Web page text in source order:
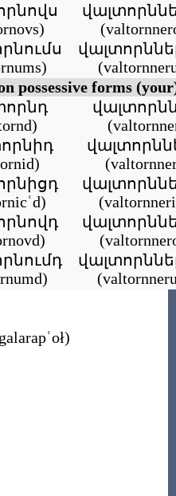
)
(
)
(
possessive forms
)
(
)
(
)
(
)
(
)
(
galarapʿoł)